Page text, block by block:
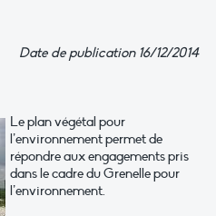
Date de publication 16/12/2014
Le plan végétal pour
l’environnement permet de
répondre aux engagements pris
dans le cadre du Grenelle pour
l’environnement.